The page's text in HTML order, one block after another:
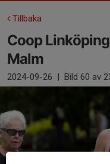
Tillbaka
Coop
Malm
2024-09-26 | Bild 60 av